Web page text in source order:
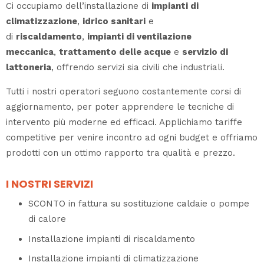
Ci occupiamo dell’installazione di impianti di
climatizzazione, idrico sanitari e
di riscaldamento, impianti di ventilazione
meccanica, trattamento delle acque e servizio di
lattoneria, offrendo servizi sia civili che industriali.
Tutti i nostri operatori seguono costantemente corsi di
aggiornamento, per poter apprendere le tecniche di
intervento più moderne ed efficaci. Applichiamo tariffe
competitive per venire incontro ad ogni budget e offriamo
prodotti con un ottimo rapporto tra qualità e prezzo.
I NOSTRI SERVIZI
SCONTO in fattura su sostituzione caldaie o pompe
di calore
Installazione impianti di riscaldamento
Installazione impianti di climatizzazione